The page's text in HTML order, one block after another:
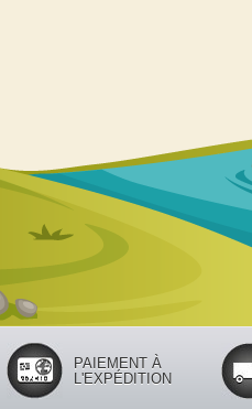
PAIEMENT À
L'EXPÉDITION